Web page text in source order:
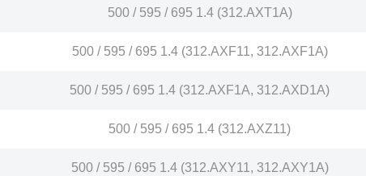
500 / 595 / 695 1.4 (312.AXT1A)
500 / 595 / 695 1.4 (312.AXF11, 312.AXF1A)
500 / 595 / 695 1.4 (312.AXF1A, 312.AXD1A)
500 / 595 / 695 1.4 (312.AXZ11)
500 / 595 / 695 1.4 (312.AXY11, 312.AXY1A)